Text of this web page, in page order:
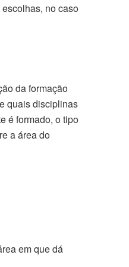
no caso
da formação
quais disciplinas
é formado, o tipo
a área do
em que dá